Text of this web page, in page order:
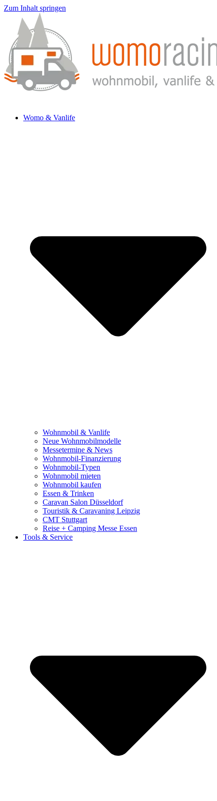
Zum Inhalt springen
Womo & Vanlife
Wohnmobil & Vanlife
Neue Wohnmobilmodelle
Messetermine & News
Wohnmobil-Finanzierung
Wohnmobil-Typen
Wohnmobil mieten
Wohnmobil kaufen
Essen & Trinken
Caravan Salon Düsseldorf
Touristik & Caravaning Leipzig
CMT Stuttgart
Reise + Camping Messe Essen
Tools & Service